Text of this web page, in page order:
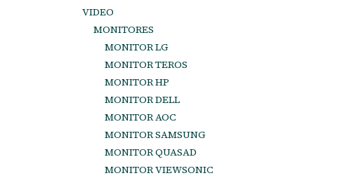
VIDEO
MONITORES
MONITOR LG
MONITOR TEROS
MONITOR HP
MONITOR DELL
MONITOR AOC
MONITOR SAMSUNG
MONITOR QUASAD
MONITOR VIEWSONIC